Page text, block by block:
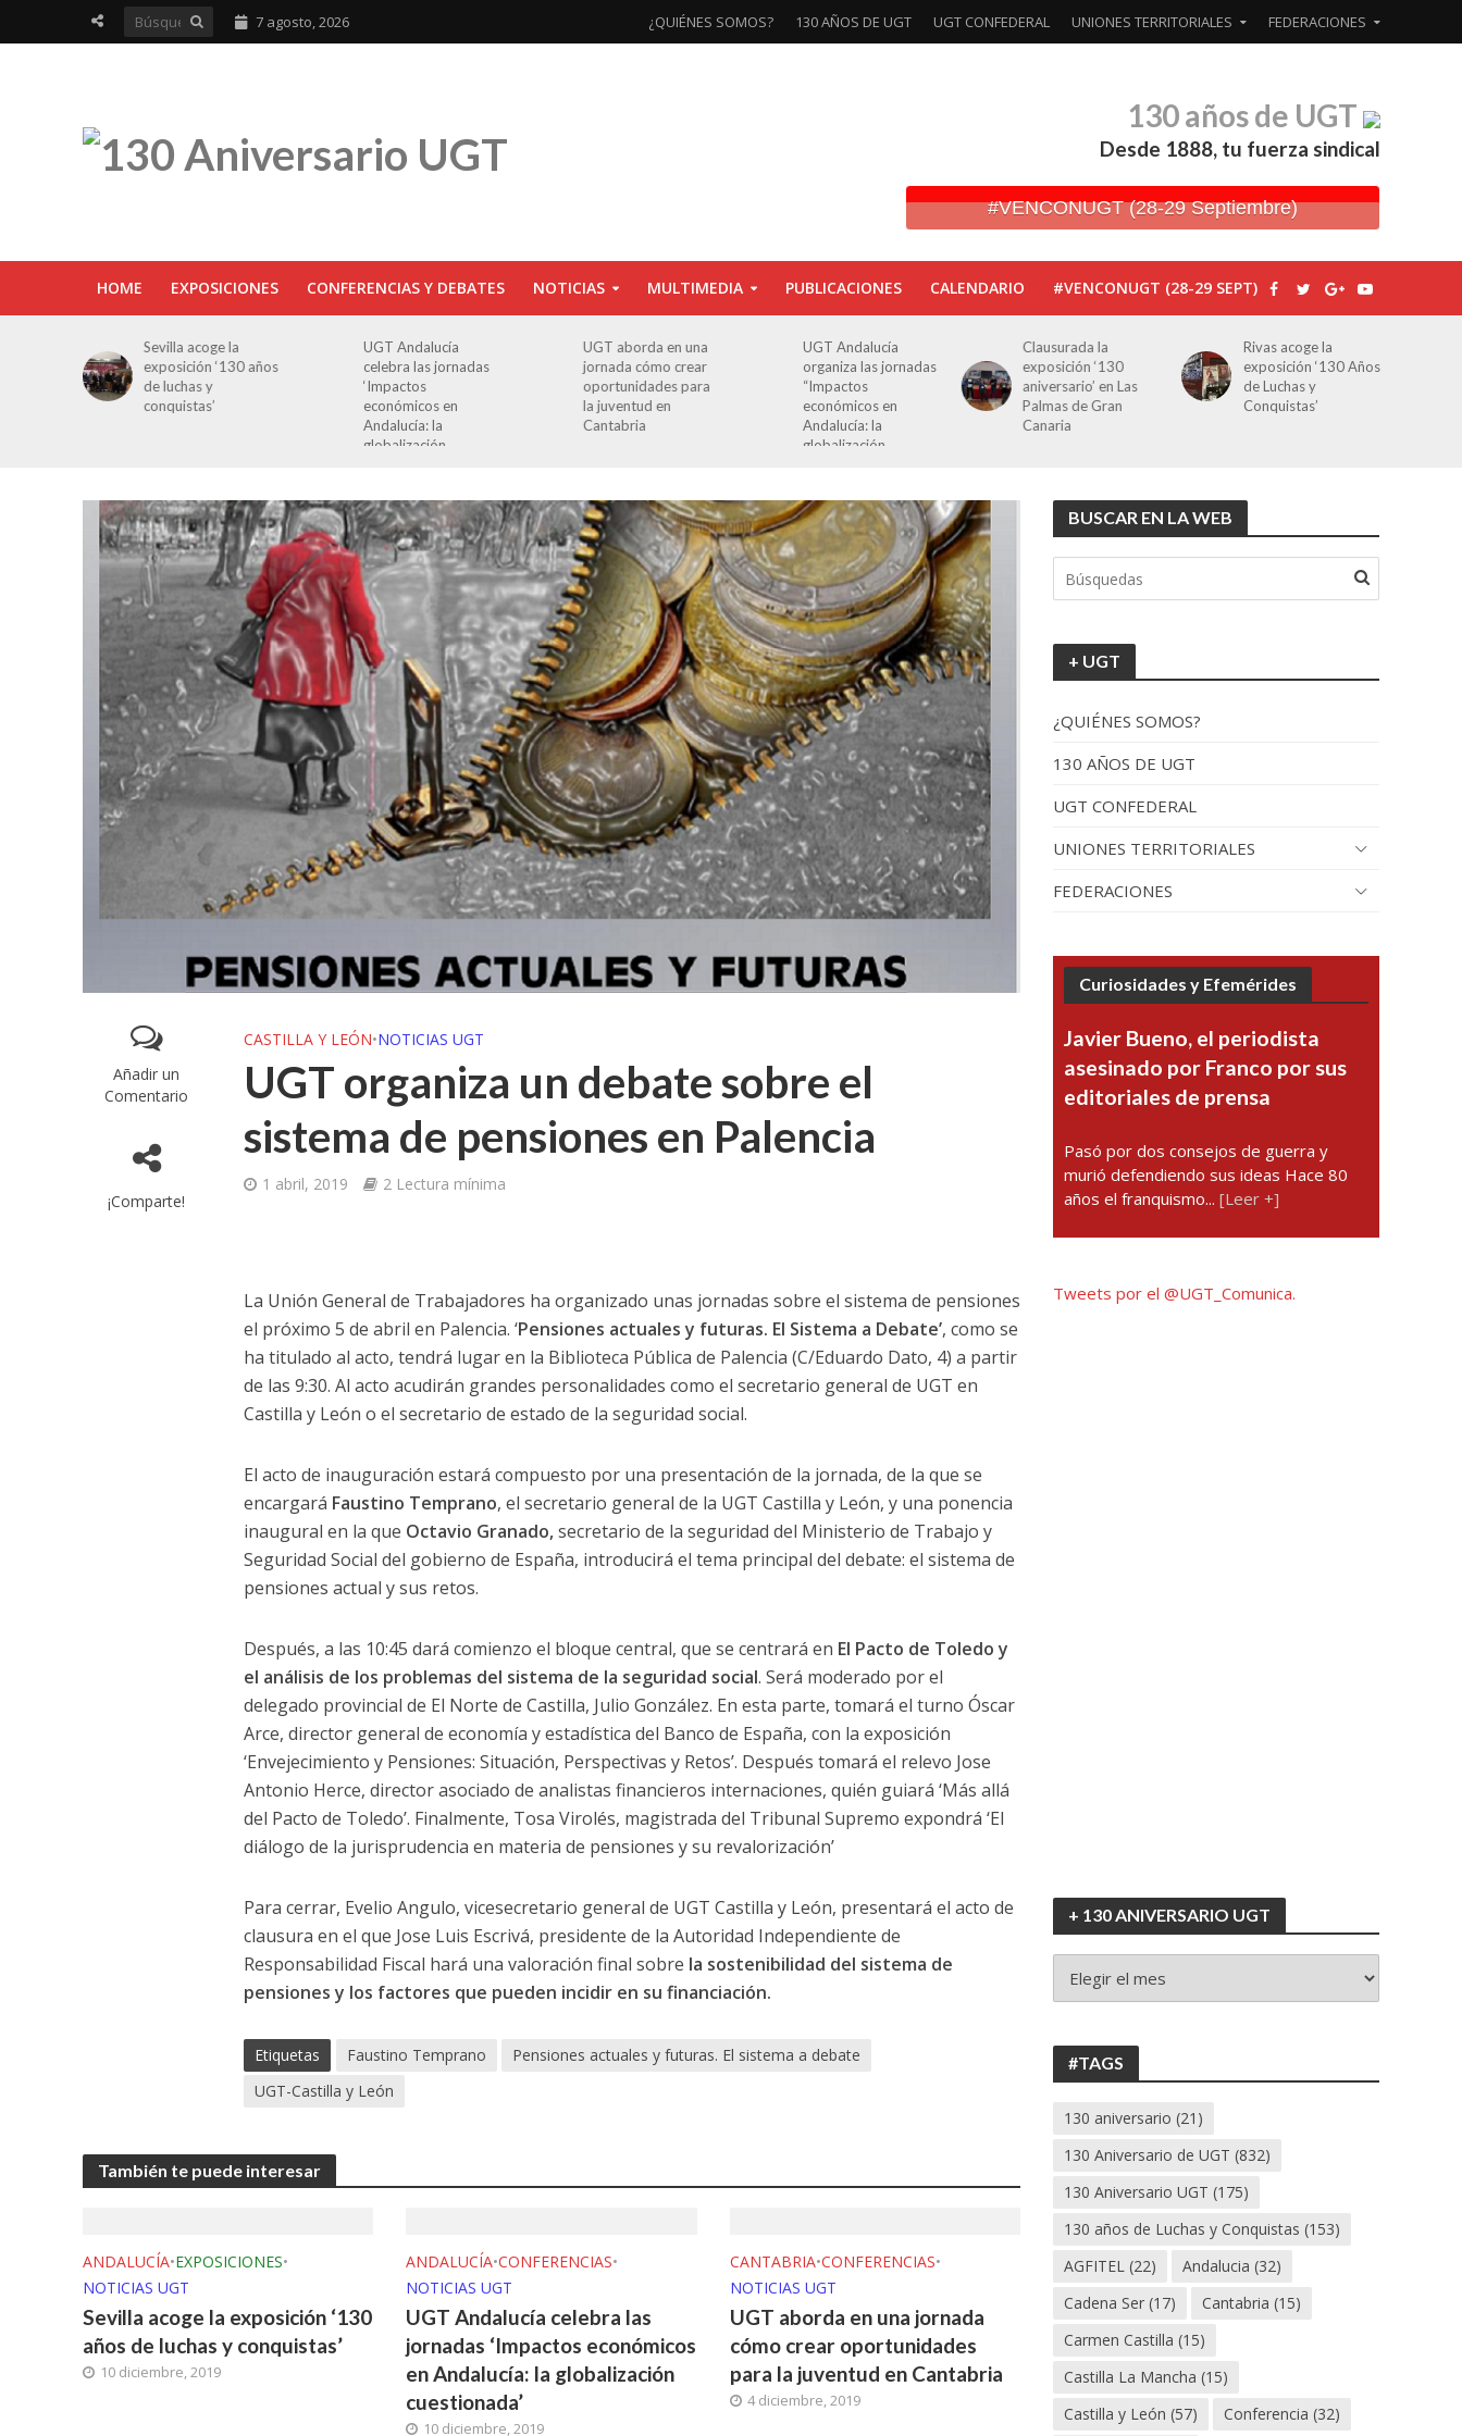
7 agosto, 2026 ¿QUIÉNES SOMOS? 130 AÑOS DE UGT UGT CONFEDERAL UNIONES TERRITORIALES FEDERACIONES
130 años de UGT
Desde 1888, tu fuerza sindical
#VENCONUGT (28-29 Septiembre)
HOME EXPOSICIONES CONFERENCIAS Y DEBATES NOTICIAS MULTIMEDIA PUBLICACIONES CALENDARIO #VENCONUGT (28-29 SEPT)
‘130 años
UGT Andalucía
celebra las jornadas
‘Impactos
económicos en
UGT aborda en una
jornada cómo crear
oportunidades para
la juventud en
Cantabria
UGT Andalucía
organiza las jornadas
“Impactos
económicos en
Andalucía: la
Clausurada la
exposición ‘130
aniversario’ en Las
Palmas de Gran
Canaria
Rivas acoge la
exposición ‘130 Años
de Luchas y
Conquistas’
Javier Bueno, el
periodista asesinado
por Franco por sus
editoriales de prensa
Añadir un
Comentario
¡Comparte!
CASTILLA Y LEÓN•NOTICIAS UGT
UGT organiza un debate sobre el
sistema de pensiones en Palencia
1 abril, 2019 2 Lectura mínima
La Unión General de Trabajadores ha organizado unas jornadas sobre el sistema de pensiones
el próximo 5 de abril en Palencia. ‘Pensiones actuales y futuras. El Sistema a Debate’, como se
ha titulado al acto, tendrá lugar en la Biblioteca Pública de Palencia (C/Eduardo Dato, 4) a partir
de las 9:30. Al acto acudirán grandes personalidades como el secretario general de UGT en
Castilla y León o el secretario de estado de la seguridad social.
El acto de inauguración estará compuesto por una presentación de la jornada, de la que se
encargará Faustino Temprano, el secretario general de la UGT Castilla y León, y una ponencia
inaugural en la que Octavio Granado,secretario de la seguridad del Ministerio de Trabajo y
Seguridad Social del gobierno de España, introducirá el tema principal del debate: el sistema de
pensiones actual y sus retos.
Después, a las 10:45 dará comienzo el bloque central, que se centrará en El Pacto de Toledo y
el análisis de los problemas del sistema de la seguridad social. Será moderado por el
delegado provincial de El Norte de Castilla, Julio González. En esta parte, tomará el turno Óscar
Arce, director general de economía y estadística del Banco de España, con la exposición
‘Envejecimiento y Pensiones: Situación, Perspectivas y Retos’. Después tomará el relevo Jose
Antonio Herce, director asociado de analistas financieros internaciones, quién guiará ‘Más allá
del Pacto de Toledo’. Finalmente, Tosa Virolés, magistrada del Tribunal Supremo expondrá ‘El
diálogo de la jurisprudencia en materia de pensiones y su revalorización’
Para cerrar, Evelio Angulo, vicesecretario general de UGT Castilla y León, presentará el acto de
clausura en el que Jose Luis Escrivá, presidente de la Autoridad Independiente de
Responsabilidad Fiscal hará una valoración final sobre la sostenibilidad del sistema de
pensiones y los factores que pueden incidir en su financiación.
Etiquetas Faustino Temprano
Pensiones actuales y futuras. El sistema a debate
UGT-Castilla y León
También te puede interesar
ANDALUCÍA•EXPOSICIONES•
NOTICIAS UGT
Sevilla acoge la exposición ‘130
años de luchas y conquistas’
10 diciembre, 2019
ANDALUCÍA•CONFERENCIAS•
NOTICIAS UGT
UGT Andalucía celebra las
jornadas ‘Impactos económicos
en Andalucía: la globalización
cuestionada’
10 diciembre, 2019
CANTABRIA•CONFERENCIAS•
NOTICIAS UGT
UGT aborda en una jornada
cómo crear oportunidades
para la juventud en Cantabria
4 diciembre, 2019
BUSCAR EN LA WEB
+ UGT
¿QUIÉNES SOMOS?
130 AÑOS DE UGT
UGT CONFEDERAL
UNIONES TERRITORIALES
FEDERACIONES
Curiosidades y Efemérides
Javier Bueno, el periodista
asesinado por Franco por sus
editoriales de prensa
Pasó por dos consejos de guerra y
murió defendiendo sus ideas Hace 80
años el franquismo...[Leer +]
Tweets por el @UGT_Comunica.
+ 130 ANIVERSARIO UGT
130
#TAGS
130 aniversario (21)
130 Aniversario de UGT (832)
130 Aniversario UGT (175)
130 años de Luchas y Conquistas (153)
AGFITEL (22) Andalucia (32)
Cadena Ser (17) Cantabria (15)
Carmen Castilla (15)
Castilla La Mancha (15)
Castilla y León (57) Conferencia (32)